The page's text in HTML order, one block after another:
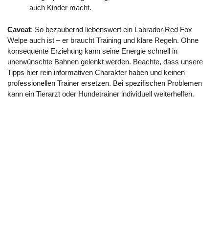
auch Kinder macht.
Caveat: So bezaubernd liebenswert ein Labrador Red Fox
Welpe auch ist – er braucht Training und klare Regeln. Ohne
konsequente Erziehung kann seine Energie schnell in
unerwünschte Bahnen gelenkt werden. Beachte, dass unsere
Tipps hier rein informativen Charakter haben und keinen
professionellen Trainer ersetzen. Bei spezifischen Problemen
kann ein Tierarzt oder Hundetrainer individuell weiterhelfen.